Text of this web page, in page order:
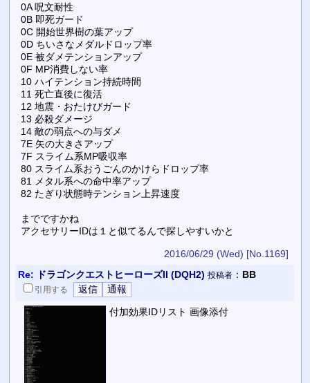
0A 呪文耐性
0B 即死ガード
0C 開始世界樹の葉アップ
0D ちいさなメダルドロップ率
0E 被ダメテンションアップ
0F MP消費しない率
10 ハイテンション持続時間
11 死亡直後に復活
12 地震・おたけびガード
13 必殺ダメージ
14 敵の弱点への与ダメ
7E 矢の大きさアップ
7F スライム系MP吸収率
80 スライム系おうごんのかけらドロップ率
81 メタル系への命中率アップ
82 たぎり状態時テンション上昇速度
までですかね
アクセサリーIDは１と似てるんで探しやすいかと
2016/06/29 (Wed) [No.1169]
Re: ドラゴンクエストヒーローズII (DQH2) 投稿者： BB
引用する
付加効果IDリスト 画像添付